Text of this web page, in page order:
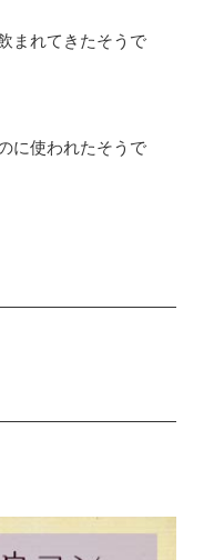
まれてきたそうで
に使われたそうで